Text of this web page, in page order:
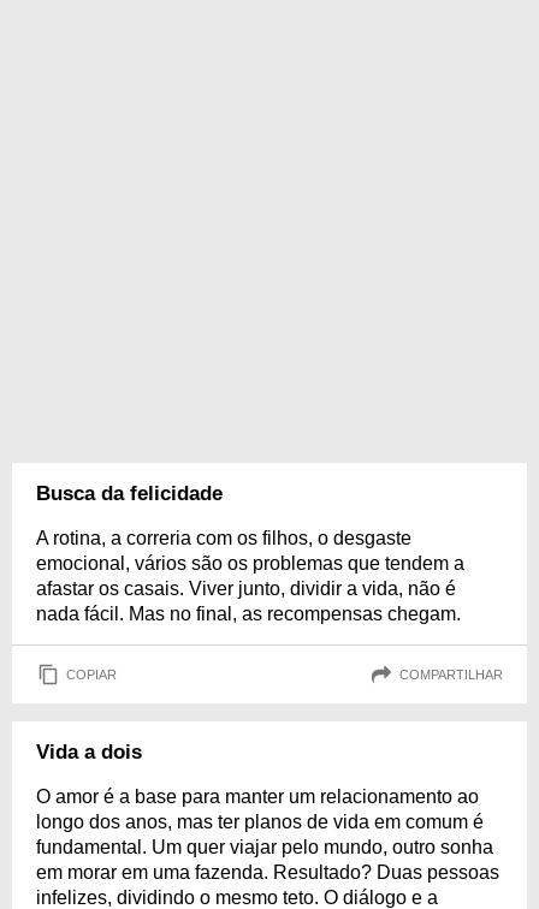
Busca da felicidade
A rotina, a correria com os filhos, o desgaste
emocional, vários são os problemas que tendem a
afastar os casais. Viver junto, dividir a vida, não é
nada fácil. Mas no final, as recompensas chegam.
COPIAR COMPARTILHAR
Vida a dois
O amor é a base para manter um relacionamento ao
longo dos anos, mas ter planos de vida em comum é
fundamental. Um quer viajar pelo mundo, outro sonha
em morar em uma fazenda. Resultado? Duas pessoas
infelizes, dividindo o mesmo teto. O diálogo e a